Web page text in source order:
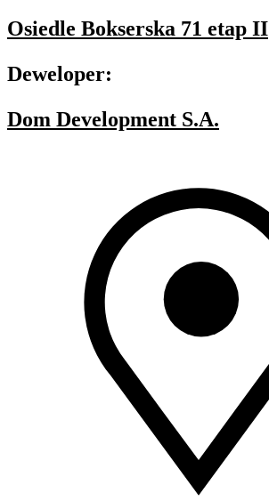
Osiedle Bokserska 71 etap II
Deweloper:
Dom Development S.A.